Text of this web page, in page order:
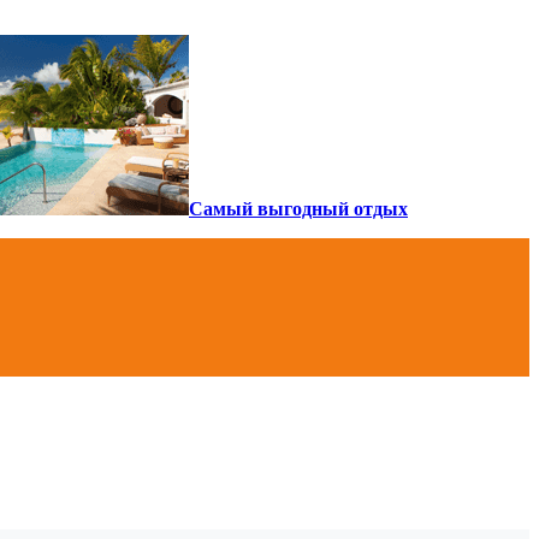
Самый выгодный отдых